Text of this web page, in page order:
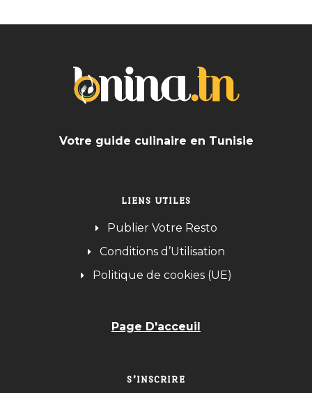
Votre guide culinaire en Tunisie
LIENS UTILES
Publier Votre Resto
Conditions d’Utilisation
Politique de cookies (UE)
Page D'acceuil
S’INSCRIRE